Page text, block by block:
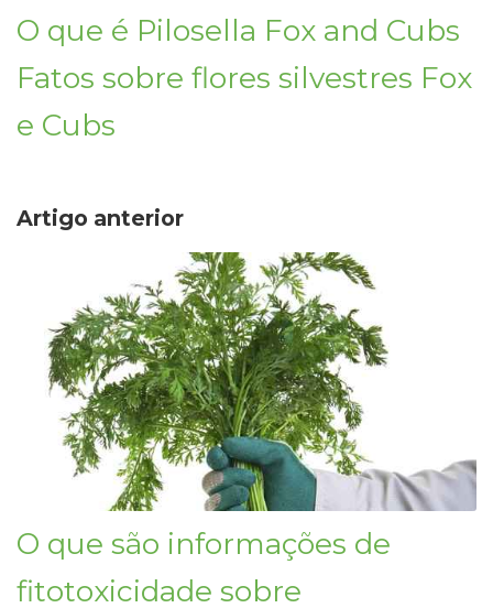
O que é Pilosella Fox and Cubs
Fatos sobre flores silvestres Fox
e Cubs
Artigo anterior
O que são informações de
fitotoxicidade sobre